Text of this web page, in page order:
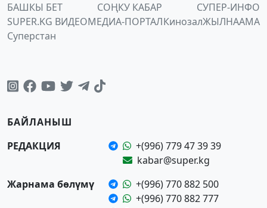
БАШКЫ БЕТ СОҢКУ КАБАР
СУПЕР-ИНФО
SUPER.KG ВИДЕОМЕДИА-ПОРТАЛКинозалЖЫЛНААМА
Суперстан
БАЙЛАНЫШ
РЕДАКЦИЯ
+(996) 779 47 39 39
kabar@super.kg
Жарнама бөлүмү
+(996) 770 882 500
+(996) 770 882 777